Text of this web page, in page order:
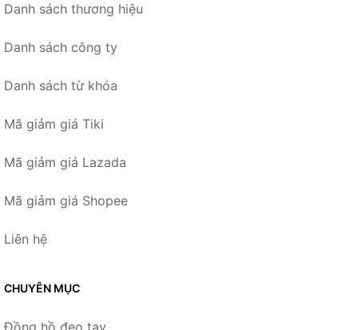
Danh sách thương hiệu
Danh sách công ty
Danh sách từ khóa
Mã giảm giá Tiki
Mã giảm giá Lazada
Mã giảm giá Shopee
Liên hệ
CHUYÊN MỤC